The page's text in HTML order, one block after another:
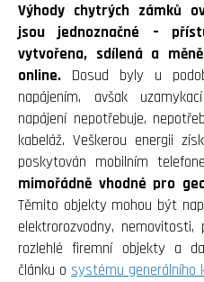
Výhody chytrých zámků
jsou jednoznačné –
vytvořena, sdílená a
online. Dosud byly u
napájením, avšak
napájení nepotřebuje,
kabeláž. Veškerou energii
poskytován mobilním
mimořádně vhodné pro
Těmito objekty mohou být
elektrorozvodny,
rozlehlé firemní objekty a
článku o systému generálního